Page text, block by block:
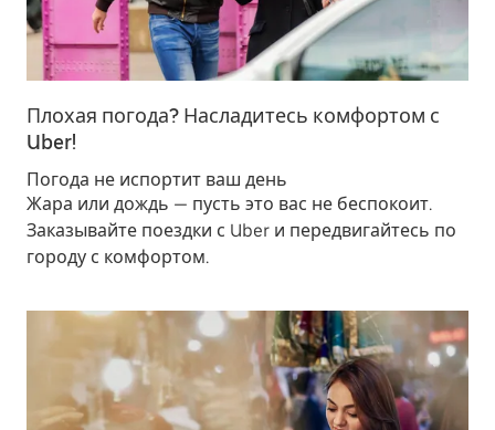
Плохая погода? Насладитесь комфортом с
Uber!
Погода не испортит ваш день
Жара или дождь — пусть это вас не беспокоит.
Заказывайте поездки с Uber и передвигайтесь по
городу с комфортом.